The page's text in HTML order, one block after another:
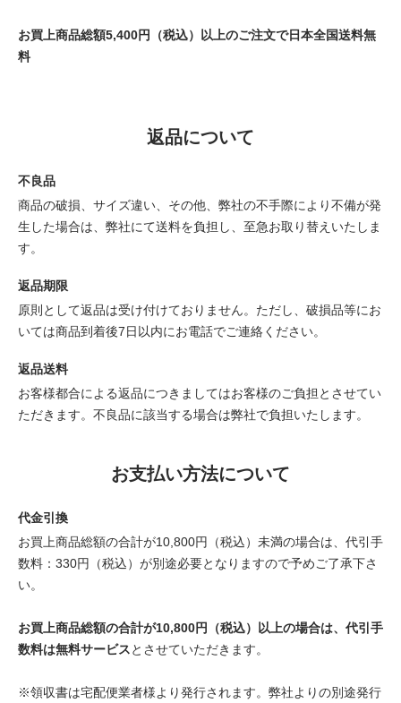
お買上商品総額5,400円（税込）以上のご注文で日本全国送料無
料
返品について
不良品
商品の破損、サイズ違い、その他、弊社の不手際により不備が発
生した場合は、弊社にて送料を負担し、至急お取り替えいたしま
す。
返品期限
原則として返品は受け付けておりません。ただし、破損品等にお
いては商品到着後7日以内にお電話でご連絡ください。
返品送料
お客様都合による返品につきましてはお客様のご負担とさせてい
ただきます。不良品に該当する場合は弊社で負担いたします。
お支払い方法について
代金引換
お買上商品総額の合計が10,800円（税込）未満の場合は、代引手
数料：330円（税込）が別途必要となりますので予めご了承下さ
い。
お買上商品総額の合計が10,800円（税込）以上の場合は、代引手
数料は無料サービスとさせていただきます。
※領収書は宅配便業者様より発行されます。弊社よりの別途発行